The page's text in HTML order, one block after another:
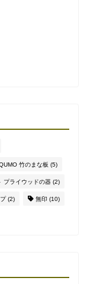
竹のまな板 (5)
プライウッドの器 (2)
(2) 無印 (10)